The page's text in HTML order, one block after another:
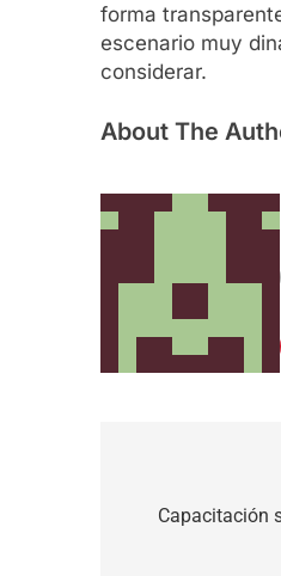
forma
escenario muy
considerar.
About The
Capacitación